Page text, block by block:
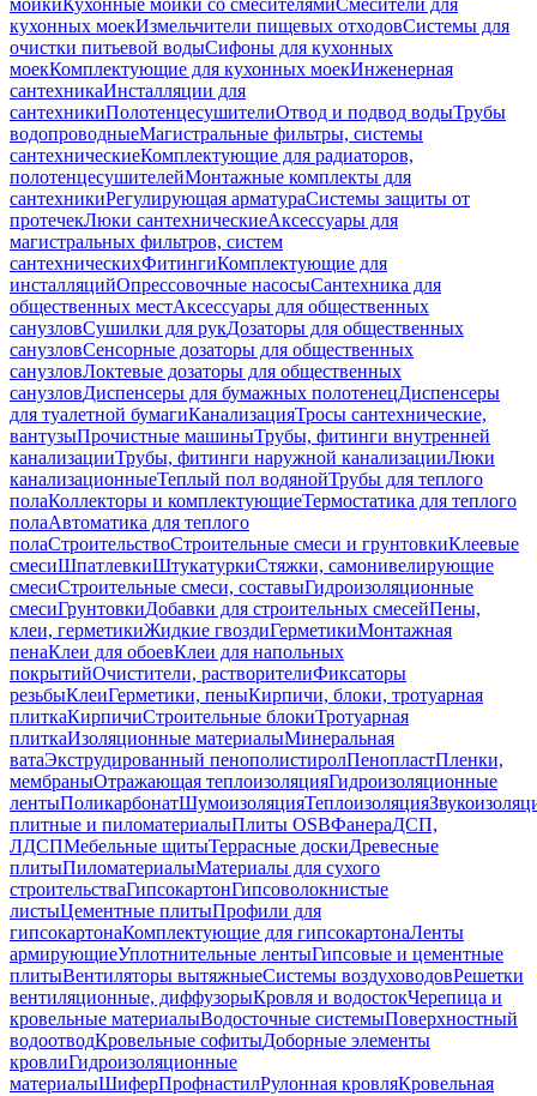
мойкиКухонные мойки со смесителямиСмесители для
кухонных моекИзмельчители пищевых отходовСистемы для
очистки питьевой водыСифоны для кухонных
моекКомплектующие для кухонных моекИнженерная
сантехникаИнсталляции для
сантехникиПолотенцесушителиОтвод и подвод водыТрубы
водопроводныеМагистральные фильтры, системы
сантехническиеКомплектующие для радиаторов,
полотенцесушителейМонтажные комплекты для
сантехникиРегулирующая арматураСистемы защиты от
протечекЛюки сантехническиеАксессуары для
магистральных фильтров, систем
сантехническихФитингиКомплектующие для
инсталляцийОпрессовочные насосыСантехника для
общественных местАксессуары для общественных
санузловСушилки для рукДозаторы для общественных
санузловСенсорные дозаторы для общественных
санузловЛоктевые дозаторы для общественных
санузловДиспенсеры для бумажных полотенецДиспенсеры
для туалетной бумагиКанализацияТросы сантехнические,
вантузыПрочистные машиныТрубы, фитинги внутренней
канализацииТрубы, фитинги наружной канализацииЛюки
канализационныеТеплый пол водянойТрубы для теплого
полаКоллекторы и комплектующиеТермостатика для теплого
полаАвтоматика для теплого
полаСтроительствоСтроительные смеси и грунтовкиКлеевые
смесиШпатлевкиШтукатуркиСтяжки, самонивелирующие
смесиСтроительные смеси, составыГидроизоляционные
смесиГрунтовкиДобавки для строительных смесейПены,
клеи, герметикиЖидкие гвоздиГерметикиМонтажная
пенаКлеи для обоевКлеи для напольных
покрытийОчистители, растворителиФиксаторы
резьбыКлеиГерметики, пеныКирпичи, блоки, тротуарная
плиткаКирпичиСтроительные блокиТротуарная
плиткаИзоляционные материалыМинеральная
ватаЭкструдированный пенополистиролПенопластПленки,
мембраныОтражающая теплоизоляцияГидроизоляционные
лентыПоликарбонатШумоизоляцияТеплоизоляция
плитные и пиломатериалыПлиты OSBФанераДСП,
ЛДСПМебельные щитыТеррасные доскиДревесные
плитыПиломатериалыМатериалы для сухого
строительстваГипсокартонГипсоволокнистые
листыЦементные плитыПрофили для
гипсокартонаКомплектующие для гипсокартонаЛенты
армирующиеУплотнительные лентыГипсовые и цементные
плитыВентиляторы вытяжныеСистемы воздуховодовРешетки
вентиляционные, диффузорыКровля и водостокЧерепица и
кровельные материалыВодосточные системыПоверхностный
водоотводКровельные софитыДоборные элементы
кровлиГидроизоляционные
материалыШиферПрофнастилРулонная кровляКровельная